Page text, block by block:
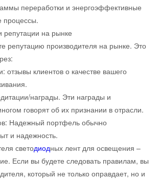
переработки и энергоэффективные
процессы.
репутации на рынке
репутацию производителя на рынке. Это
отзывы клиентов о качестве вашего
награды. Эти награды и
говорят об их признании в отрасли.
Надежный портфель обычно
и надежность.
светодиодных лент для освещения –
Если вы будете следовать правилам, вы
который не только оправдает, но и